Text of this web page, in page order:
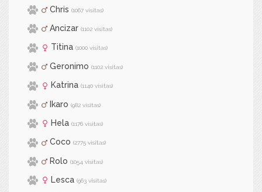
Chris (1067 visitas)
Ancizar (1102 visitas)
Titina (1000 visitas)
Geronimo (1102 visitas)
Katrina (1140 visitas)
Ikaro (982 visitas)
Hela (1176 visitas)
Coco (2775 visitas)
Rolo (1054 visitas)
Lesca (963 visitas)